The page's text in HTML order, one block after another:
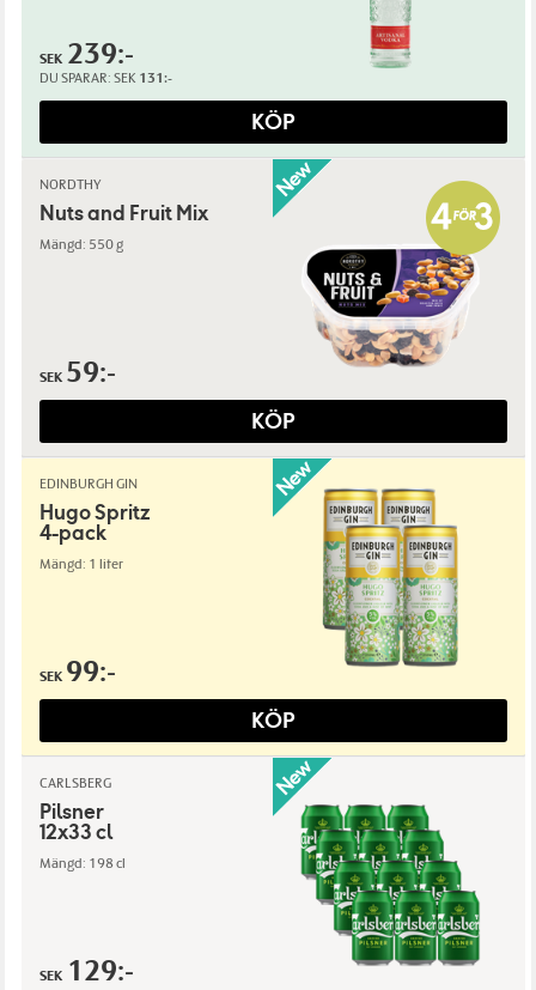
SEK 239:-
DU SPARAR: SEK 131:-
KÖP
NORDTHY
Nuts and Fruit Mix
Mängd: 550 g
SEK 59:-
KÖP
EDINBURGH GIN
Hugo Spritz
4-pack
Mängd: 1 liter
SEK 99:-
KÖP
CARLSBERG
Pilsner
12x33 cl
Mängd: 198 cl
SEK 129:-